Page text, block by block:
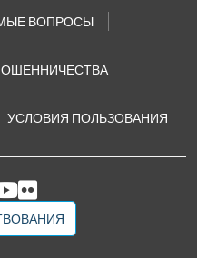
ВОПРОСЫ
УСЛОВИЯ ПОЛЬЗОВАНИЯ